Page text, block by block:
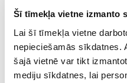
Šī tīmekļa vietne izmanto
Lai šī tīmekļa vietne
nepieciešamās sīkdatnes.
šajā vietnē var tikt
mediju sīkdatnes, lai